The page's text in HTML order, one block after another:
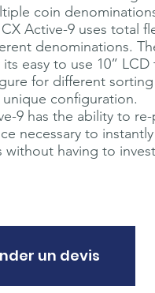
coin
Active-9 uses total
denominations.
easy to use 10”
for different
configuration.
9 has the ability to
necessary to
having to
un devis